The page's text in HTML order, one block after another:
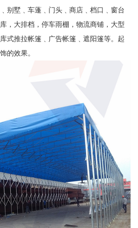
别墅﹑车蓬﹑门头﹑商店﹑档口﹑窗台
，大排档，停车雨棚，物流商铺，大型
式推拉帐篷﹑广告帐篷﹑遮阳篷等。起
的效果。